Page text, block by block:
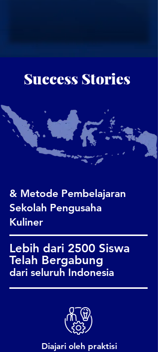
Success Stories
& Metode Pembelajaran
Sekolah Pengusaha
Kuliner
Lebih dari 2500 Siswa
Telah Bergabung
dari seluruh Indonesia
Diajari oleh praktisi